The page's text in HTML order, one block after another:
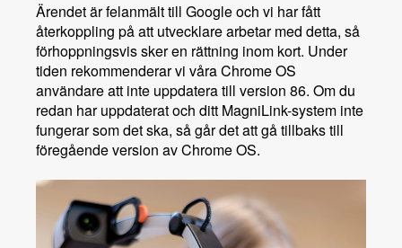
Ärendet är felanmält till Google och vi har fått
återkoppling på att utvecklare arbetar med detta, så
förhoppningsvis sker en rättning inom kort. Under
tiden rekommenderar vi våra Chrome OS
användare att inte uppdatera till version 86. Om du
redan har uppdaterat och ditt MagniLink-system inte
fungerar som det ska, så går det att gå tillbaks till
föregående version av Chrome OS.